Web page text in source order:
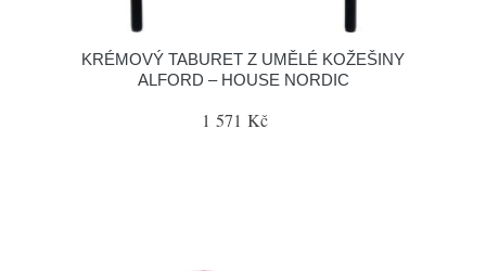
KRÉMOVÝ TABURET Z UMĚLÉ KOŽEŠINY
ALFORD – HOUSE NORDIC
1 571 Kč